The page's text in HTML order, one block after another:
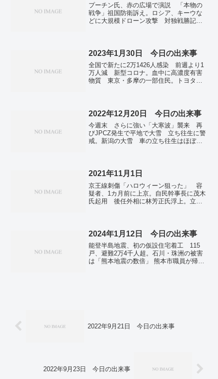
隊員、過去最多の7200人に 地方移住に
関心。「新電力」119社が倒産・撤退 資
源高に新拠出金、低料金維持できず。
プーチン氏、赤の広場で演説 「本物の
戦争」祖国防衛訴え。ロシア、キーウな
どに大規模ドローン攻撃 対独戦勝記念
「注意報」などなく。3月の実質賃金、
2.9％減 12カ月連続マイナス 毎月勤労
統計。発電時CO2、日本はG7で最多 22
年、脱炭素に遅れ。報告書に無断で代
筆、押印 松井前大阪市長の資金管理団
水準。真っ赤な山肌、今年はゆるりとご
覧あれ 葛城山でツツジ見ごろ。
2023年1月30日 今日の出来事
全国で新たに2万1426人感染 前週より1
万人減 新型コロナ。血中に高濃度有害
物質 東京・多摩の一部住民。トヨタ、3
ィら送還「2月上旬の大統領訪日前に」
フィリピン法相が方針。岐阜で太陽柱、
29日朝撮影 氷の結晶に太陽光反射、条
件限られ。
2022年12月20日 今日の出来事
今週末 さらに強い「大寒波」襲来 再
びJPCZ発生で平地で大雪 立ち往生に警
戒。新潟の大雪 車の立ち往生はほぼ解
型コロナ感染確認 4カ月ぶりの2万人
し 過去最少。自転車のヘルメット着
用、23年4月から義務化 全利用者に対象
拡大。自民・薗浦健太郎氏、21日に辞職
2021年11月1日
京王線刺傷「ハロウィーン狙った」 容
疑者、1カ月前に上京。自民幹事長に茂木
氏起用 後任外相に林芳正氏浮上。立
年4カ月ぶりに100人下回る。岸田首相が2
極的に」。
2024年1月12日 今日の出来事
能登半島地震、初の仮設住宅着工 115
戸、避難2万4千人超。石川・珠洲の被害
は「熊本地震の数倍」 熊本市職員が帰還
2022年9月21日 今日の出来事
2022年9月23日 今日の出来事